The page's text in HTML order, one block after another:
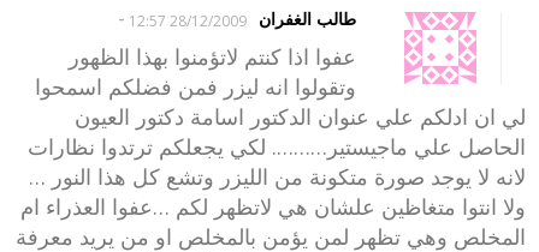
طالب الغفران 28/12/2009 12:57
-
عفوا اذا كنتم لاتؤمنوا بهذا الظهور
وتقولوا انه ليزر فمن فضلكم اسمحوا
لي ان ادلكم علي عنوان الدكتور اسامة دكتور العيون
الحاصل علي ماجيستير………. لكي يجعلكم ترتدوا نظارات
لانه لا يوجد صورة متكونة من الليزر وتشع كل هذا النور …
ولا انتوا متغاظين علشان هي لاتظهر لكم …عفوا العذراء ام
المخلص وهي تظهر لمن يؤمن بالمخلص او من يريد معرفة